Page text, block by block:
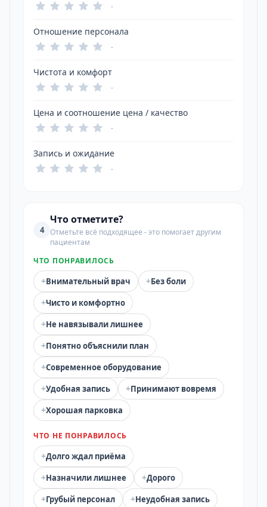
-
Отношение персонала
-
Чистота и комфорт
-
Цена и соотношение цена / качество
-
Запись и ожидание
-
4
Что отметите?
Отметьте всё подходящее - это помогает другим
пациентам
ЧТО ПОНРАВИЛОСЬ
+Внимательный врач +Без боли
+Чисто и комфортно
+Не навязывали лишнее
+Понятно объяснили план
+Современное оборудование
+Удобная запись +Принимают вовремя
+Хорошая парковка
ЧТО НЕ ПОНРАВИЛОСЬ
+Долго ждал приёма
+Назначили лишнее +Дорого
+Грубый персонал +Неудобная запись